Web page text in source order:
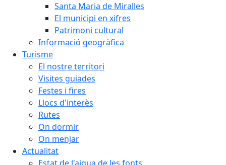
Santa Maria de Miralles
El municipi en xifres
Patrimoni cultural
Informació geogràfica
Turisme
El nostre territori
Visites guiades
Festes i fires
Llocs d'interès
Rutes
On dormir
On menjar
Actualitat